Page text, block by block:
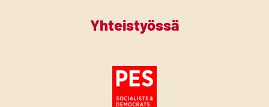
Yhteistyössä
Tutustu PES:n periaatejulistukseen